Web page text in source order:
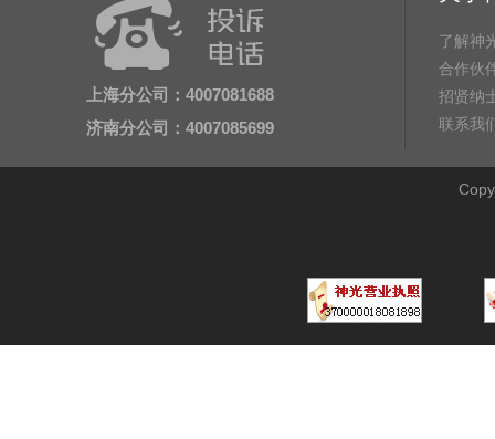
上海分公司：4007081688
济南分公司：4007085699
了解神
合作伙
招贤纳
联系我